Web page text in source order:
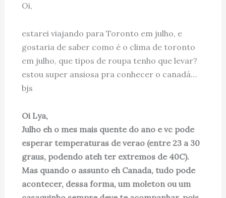
Oi,
estarei viajando para Toronto em julho, e
gostaria de saber como é o clima de toronto
em julho, que tipos de roupa tenho que levar?
estou super ansiosa pra conhecer o canadá…
bjs
Oi Lya,
Julho eh o mes mais quente do ano e vc pode
esperar temperaturas de verao (entre 23 a 30
graus, podendo ateh ter extremos de 40C).
Mas quando o assunto eh Canada, tudo pode
acontecer, dessa forma, um moleton ou um